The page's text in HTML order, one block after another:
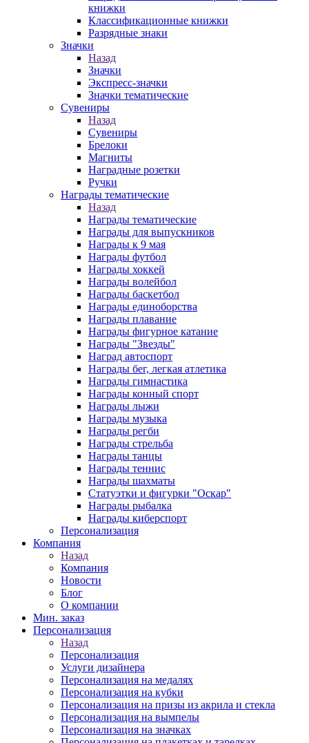
книжки
Классификационные книжки
Разрядные знаки
Значки
Назад
Значки
Экспресс-значки
Значки тематические
Сувениры
Назад
Сувениры
Брелоки
Магниты
Наградные розетки
Ручки
Награды тематические
Назад
Награды тематические
Награды для выпускников
Награды к 9 мая
Награды футбол
Награды хоккей
Награды волейбол
Награды баскетбол
Награды единоборства
Награды плавание
Награды фигурное катание
Награды "Звезды"
Наград автоспорт
Награды бег, легкая атлетика
Награды гимнастика
Награды конный спорт
Награды лыжи
Награды музыка
Награды регби
Награды стрельба
Награды танцы
Награды теннис
Награды шахматы
Статуэтки и фигурки "Оскар"
Награды рыбалка
Награды киберспорт
Персонализация
Компания
Назад
Компания
Новости
Блог
О компании
Мин. заказ
Персонализация
Назад
Персонализация
Услуги дизайнера
Персонализация на медалях
Персонализация на кубки
Персонализация на призы из акрила и стекла
Персонализация на вымпелы
Персонализация на значках